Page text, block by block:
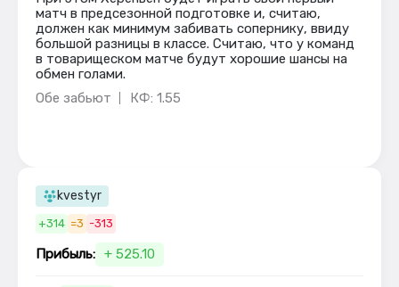
матч в предсезонной подготовке и, считаю,
должен как минимум забивать сопернику, ввиду
большой разницы в классе. Считаю, что у команд
в товарищеском матче будут хорошие шансы на
обмен голами.
Обе забьют
КФ: 1.55
kvestyr
+314 =3 -313
Прибыль: + 525.10